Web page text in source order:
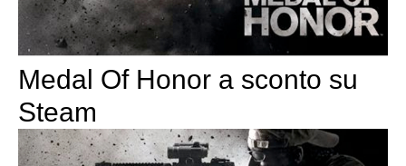
Medal Of Honor a sconto su
Steam